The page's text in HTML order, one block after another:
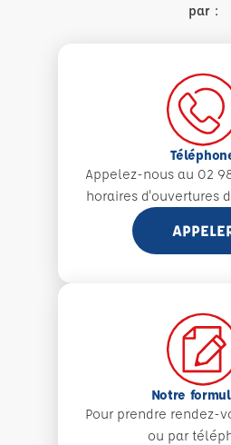
par :
Appelez-nous au 02
horaires d'ouvertures
Notre
Pour prendre rendez-
ou par